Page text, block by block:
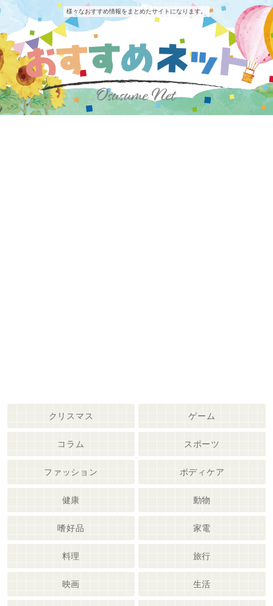
様々なおすすめ情報をまとめたサイトになります。
クリスマス ゲーム
コラム スポーツ
ファッション ボディケア
健康 動物
嗜好品 家電
料理 旅行
映画 生活